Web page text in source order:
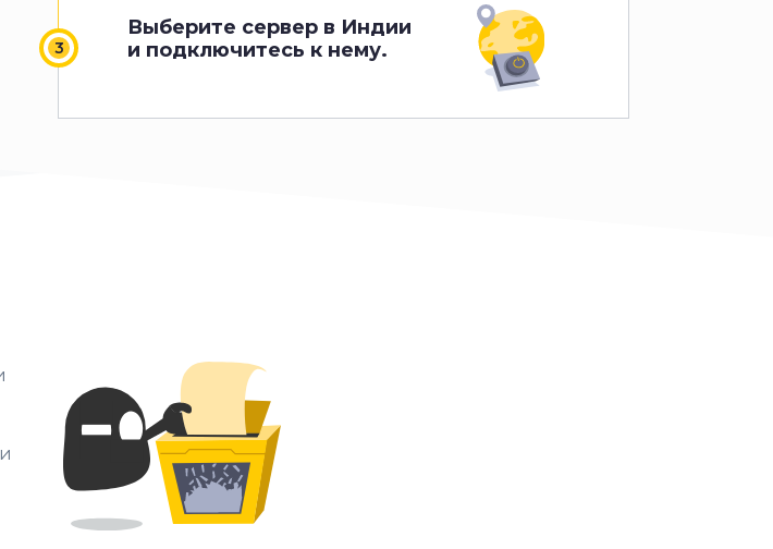
Выберите сервер в Индии
и подключитесь к нему.